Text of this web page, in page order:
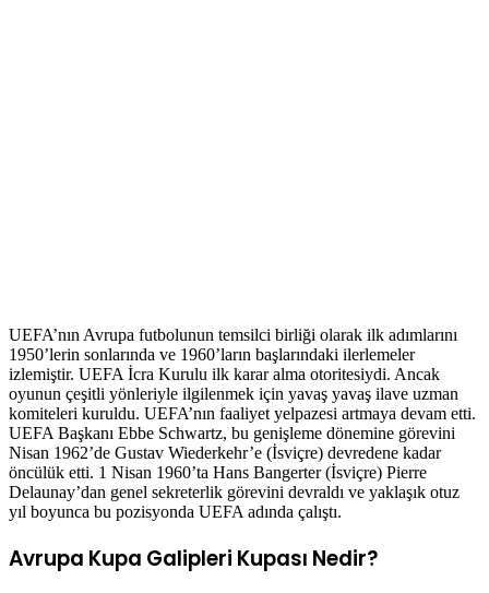
UEFA’nın Avrupa futbolunun temsilci birliği olarak ilk adımlarını
1950’lerin sonlarında ve 1960’ların başlarındaki ilerlemeler
izlemiştir. UEFA İcra Kurulu ilk karar alma otoritesiydi. Ancak
oyunun çeşitli yönleriyle ilgilenmek için yavaş yavaş ilave uzman
komiteleri kuruldu. UEFA’nın faaliyet yelpazesi artmaya devam etti.
UEFA Başkanı Ebbe Schwartz, bu genişleme dönemine görevini
Nisan 1962’de Gustav Wiederkehr’e (İsviçre) devredene kadar
öncülük etti. 1 Nisan 1960’ta Hans Bangerter (İsviçre) Pierre
Delaunay’dan genel sekreterlik görevini devraldı ve yaklaşık otuz
yıl boyunca bu pozisyonda UEFA adında çalıştı.
Avrupa Kupa Galipleri Kupası Nedir?